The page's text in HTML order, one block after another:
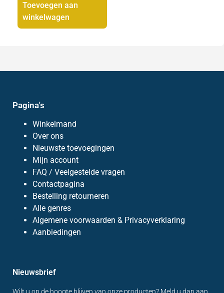
Toevoegen aan
winkelwagen
Pagina's
Winkelmand
Over ons
Nieuwste toevoegingen
Mijn account
FAQ / Veelgestelde vragen
Contactpagina
Bestelling retourneren
Alle genres
Algemene voorwaarden & Privacyverklaring
Aanbiedingen
Nieuwsbrief